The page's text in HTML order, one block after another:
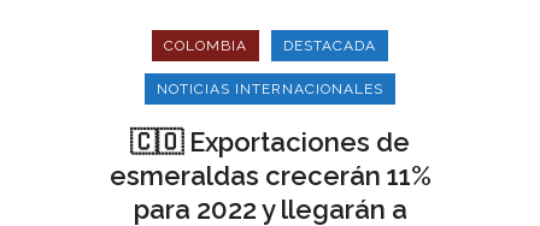
COLOMBIA DESTACADA
NOTICIAS INTERNACIONALES
🇨🇴 Exportaciones de
esmeraldas crecerán 11%
para 2022 y llegarán a